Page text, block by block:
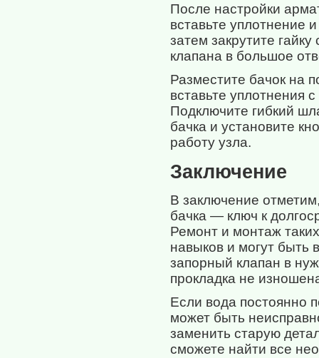
После настройки
вставьте уплотнение
затем закрутите
клапана в большое
Разместите бачок на
вставьте уплотнения
Подключите гибкий
бачка и установите
работу узла.
Заключение
В заключение
бачка — ключ к
Ремонт и монтаж
навыков и могут быть
запорный клапан в
прокладка не
Если вода постоянно
может быть
заменить старую
сможете найти все